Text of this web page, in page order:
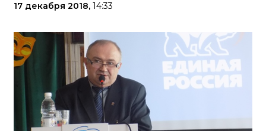
17 декабря 2018, 14:33